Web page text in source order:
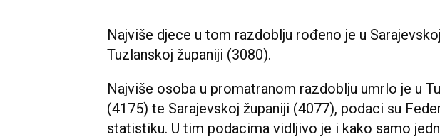
Najviše djece u tom razdoblju rođeno je u
Tuzlanskoj županiji (3080).
Najviše osoba u promatranom razdoblju umrlo je u
(4175) te Sarajevskoj županiji (4077), podaci su
statistiku. U tim podacima vidljivo je i kako samo